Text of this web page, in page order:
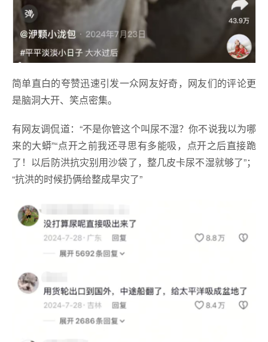
简单直白的夸赞迅速引发一众网友好奇，网友们的评论更
是脑洞大开、笑点密集。
有网友调侃道：“不是你管这个叫尿不湿？你不说我以为哪
来的大蟒”“点开之前我还寻思有多能吸，点开之后直接跪
了！以后防洪抗灾别用沙袋了，整几皮卡尿不湿就够了”；
“抗洪的时候扔俩给整成旱灾了”